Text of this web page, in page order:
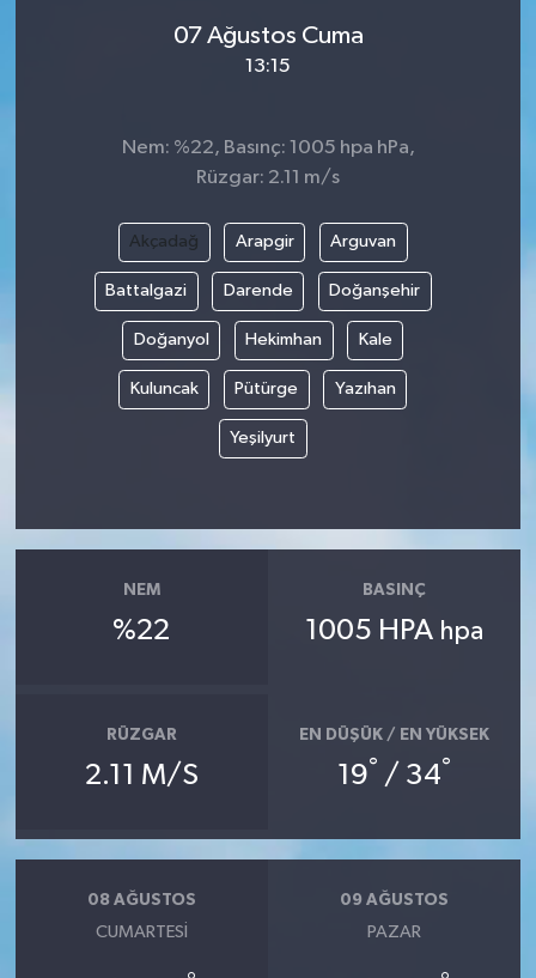
07 Ağustos Cuma
13:15
Nem: %22, Basınç: 1005 hpa hPa,
Rüzgar: 2.11 m/s
Akçadağ Arapgir Arguvan
Battalgazi Darende Doğanşehir
Doğanyol Hekimhan Kale
Kuluncak Pütürge Yazıhan
Yeşilyurt
NEM
%22
BASINÇ
1005 HPA hpa
RÜZGAR
2.11 M/S
EN DÜŞÜK / EN YÜKSEK
19° / 34°
08 AĞUSTOS
CUMARTESI
09 AĞUSTOS
PAZAR